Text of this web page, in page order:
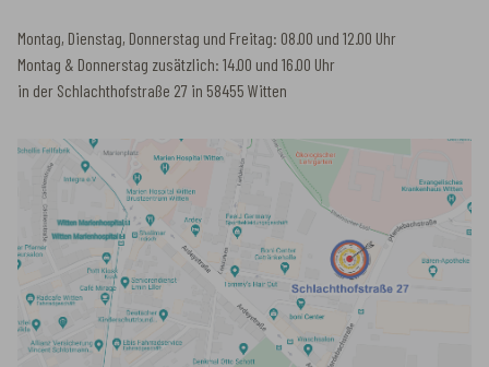
Montag, Dienstag, Donnerstag und Freitag: 08.00 und 12.00 Uhr
Montag & Donnerstag zusätzlich: 14.00 und 16.00 Uhr
in der Schlachthofstraße 27 in 58455 Witten